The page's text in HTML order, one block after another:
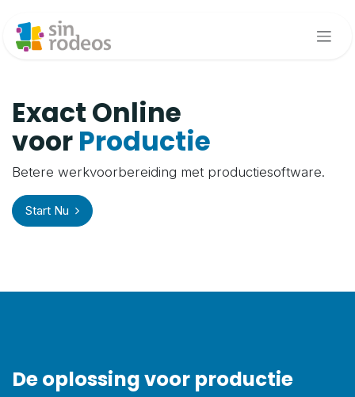
Exact Online
voorProductie
Betere werkvoorbereiding met productiesoftware.
Start Nu
De oplossing voor productie